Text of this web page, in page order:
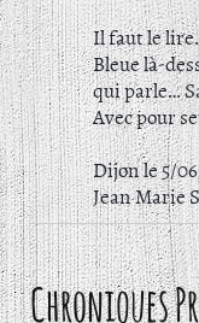
Il faut le
Bleue là-
qui parle…
Avec pour
Dijon le 5/
Jean Marie
Chroniques